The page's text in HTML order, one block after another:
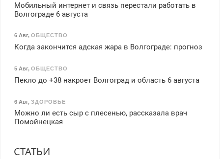
Мобильный интернет и связь перестали работать в
Волгограде 6 августа
6 Авг, ОБЩЕСТВО
Когда закончится адская жара в Волгограде: прогноз
5 Авг, ОБЩЕСТВО
Пекло до +38 накроет Волгоград и область 6 августа
6 Авг, ЗДОРОВЬЕ
Можно ли есть сыр с плесенью, рассказала врач
Помойнецкая
СТАТЬИ